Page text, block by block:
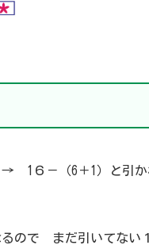
1６－（6＋1）と引か
ので まだ引いてない